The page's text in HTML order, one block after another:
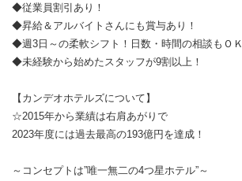
◆従業員割引あり！
◆昇給＆アルバイトさんにも賞与あり！
◆週3日～の柔軟シフト！日数・時間の相談もＯＫ
◆未経験から始めたスタッフが9割以上！
【カンデオホテルズについて】
☆2015年から業績は右肩あがりで
2023年度には過去最高の193億円を達成！
～コンセプトは”唯一無二の4つ星ホテル”～